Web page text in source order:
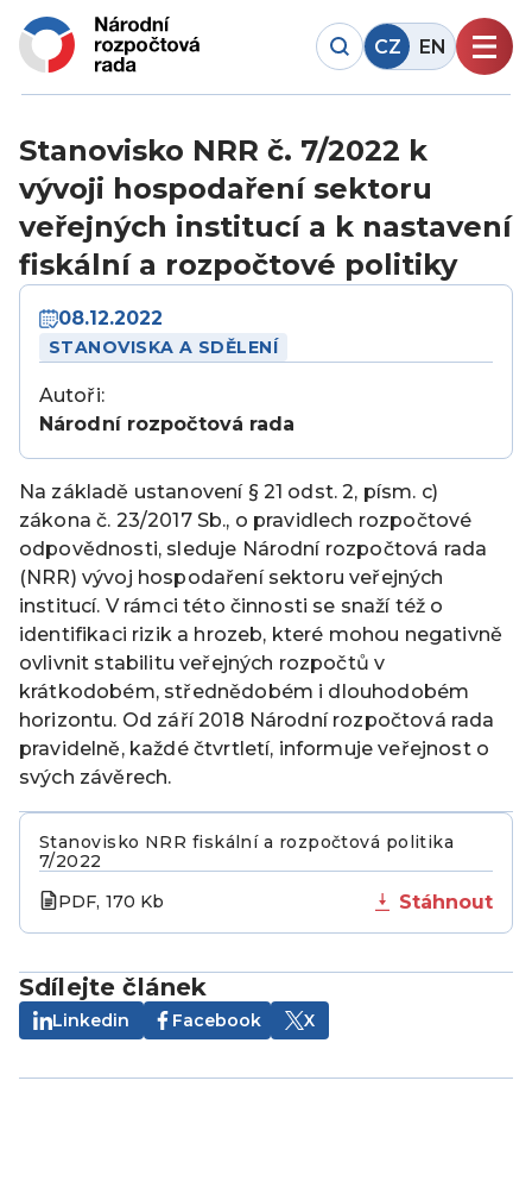
CZ EN
Stanovisko NRR č. 7/2022 k
vývoji hospodaření sektoru
veřejných institucí a k nastavení
fiskální a rozpočtové politiky
08.12.2022
STANOVISKA A SDĚLENÍ
Autoři:
Národní rozpočtová rada
Na základě ustanovení § 21 odst. 2, písm. c)
zákona č. 23/2017 Sb., o pravidlech rozpočtové
odpovědnosti, sleduje Národní rozpočtová rada
(NRR) vývoj hospodaření sektoru veřejných
institucí. V rámci této činnosti se snaží též o
identifikaci rizik a hrozeb, které mohou negativně
ovlivnit stabilitu veřejných rozpočtů v
krátkodobém, střednědobém i dlouhodobém
horizontu. Od září 2018 Národní rozpočtová rada
pravidelně, každé čtvrtletí, informuje veřejnost o
svých závěrech.
Stanovisko NRR fiskální a rozpočtová politika
7/2022
PDF, 170 Kb
Stáhnout
Sdílejte článek
Linkedin Facebook X